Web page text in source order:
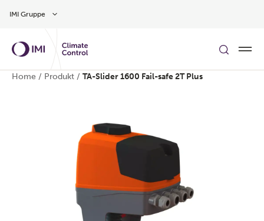
IMI Gruppe
Home / Produkt / TA-Slider 1600 Fail-safe 2T Plus